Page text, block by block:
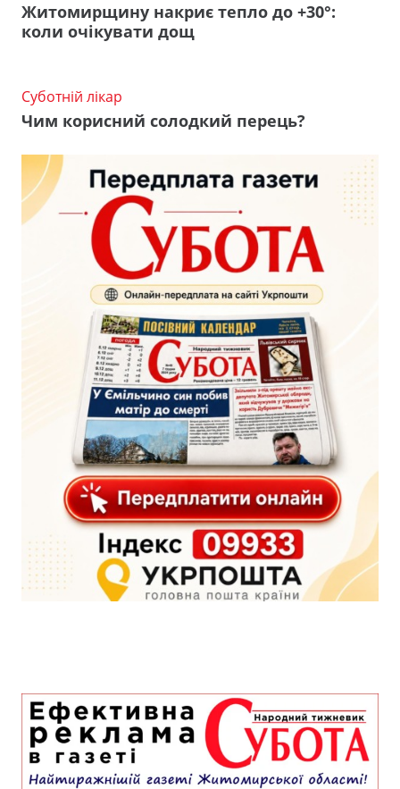
Житомирщину накриє тепло до +30°:
коли очікувати дощ
Суботній лікар
Чим корисний солодкий перець?